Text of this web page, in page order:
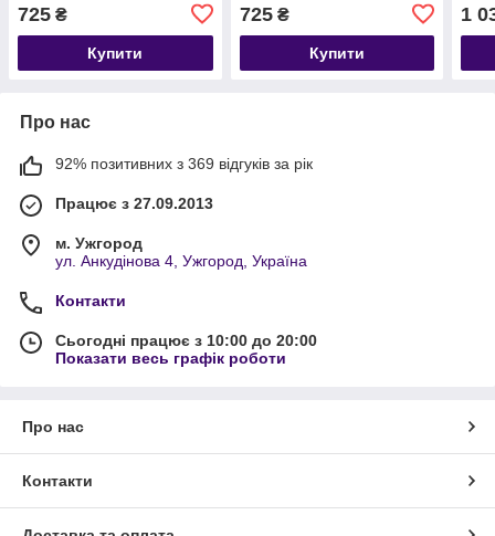
725 ₴
Купити
725₴
Купити
1
Про нас
92% позитивних з 369 відгуків за рік
Працює з 27.09.2013
м. Ужгород
ул. Анкудінова 4, Ужгород, Україна
Контакти
Сьогодні працює з 10:00 до 20:00
Показати весь графік роботи
Про нас
Контакти